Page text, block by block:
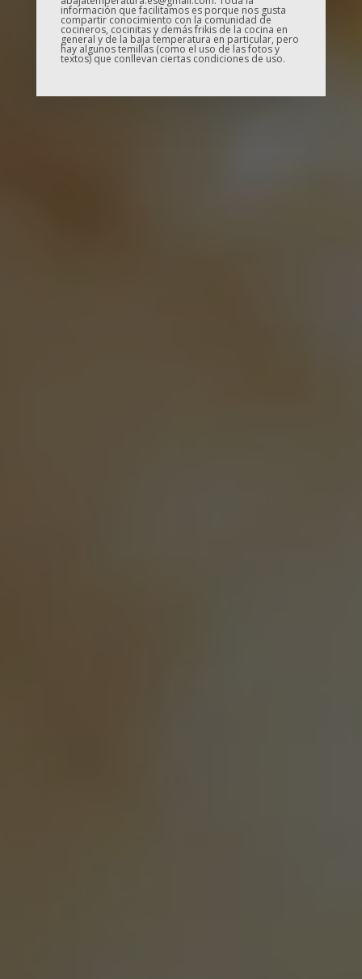
información que facilitamos es porque nos gusta
compartir conocimiento con la comunidad de
cocineros, cocinitas y demás frikis de la cocina en
general y de la baja temperatura en particular, pero
hay algunos temillas (como el uso de las fotos y
textos) que conllevan ciertas condiciones de uso.